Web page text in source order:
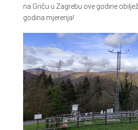
na Griču u Zagrebu ove godine
godina mjerenja!